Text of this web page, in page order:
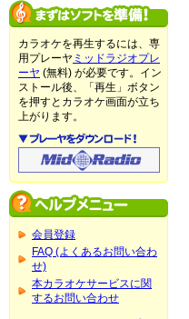
カラオケを再生するには、専
用プレーヤ ミッドラジオプレ
ーヤ (無料) が必要です。イン
ストール後、「再生」ボタン
を押すとカラオケ画面が立ち
上がります。
会員登録
FAQ (よくあるお問い合わ
せ)
本カラオケサービスに関
するお問い合わせ